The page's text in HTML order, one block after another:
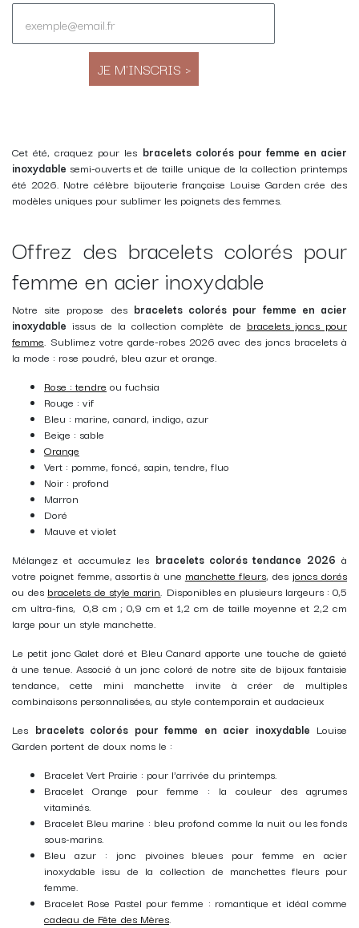
JE M'INSCRIS >
Cet été, craquez pour les bracelets colorés pour femme en acier
inoxydable semi-ouvertset de taille unique de la collection printemps
été 2026. Notre célèbre bijouterie française Louise Garden crée des
modèles uniques pour sublimer les poignets des femmes.
Offrez des bracelets colorés pour
femme en acier inoxydable
Notre site propose des bracelets colorés pour femme en acier
inoxydable issus de la collection complète de bracelets joncs pour
femme. Sublimez votre garde-robes 2026 avec des joncs bracelets à
la mode : rose poudré, bleu azur et orange.
Rose : tendre ou fuchsia
Rouge : vif
Bleu : marine, canard, indigo, azur
Beige : sable
Orange
Vert : pomme, foncé, sapin, tendre, fluo
Noir : profond
Marron
Doré
Mauve et violet
Mélangez et accumulez les bracelets colorés tendance 2026 à
votre poignet femme, assortis à une manchette fleurs, des joncs dorés
ou des bracelets de style marin. Disponibles en plusieurs largeurs :0,5
cm ultra-fins, 0,8 cm ; 0,9 cm et 1,2 cm de taille moyenne et 2,2 cm
large pour un style manchette.
Le petit jonc Galet doré et Bleu Canard apporte une touche de gaieté
à une tenue.Associé à un jonc coloré de notre site de bijoux fantaisie
tendance, cette mini manchette invite à créer de multiples
combinaisons personnalisées, au style contemporain et audacieux
Les bracelets colorés pour femme en acier inoxydable Louise
Garden portent de doux noms le :
Bracelet Vert Prairie : pour l'arrivée du printemps.
Bracelet Orange pour femme : la couleur des agrumes
vitaminés.
Bracelet Bleu marine : bleu profond comme la nuit ou les fonds
sous-marins.
Bleu azur : jonc pivoines bleues pour femme en acier
inoxydable issu de la collection de manchettes fleurs pour
femme.
Bracelet Rose Pastel pour femme : romantique et idéal comme
cadeau de Fête des Mères.